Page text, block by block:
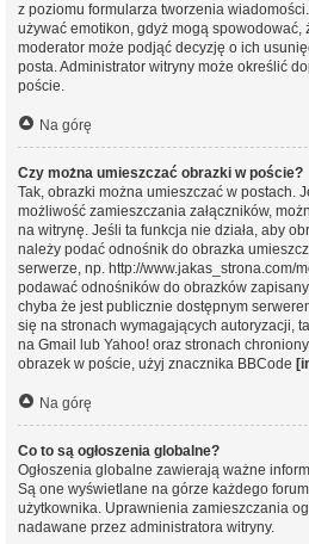
z poziomu formularza tworzenia
używać emotikon, gdyż mogą spowodować,
moderator może podjąć decyzję o ich
posta. Administrator witryny może określić
poście.
Na górę
Czy można umieszczać obrazki w poście?
Tak, obrazki można umieszczać w postach.
możliwość zamieszczania załączników,
na witrynę. Jeśli ta funkcja nie działa, aby
należy podać odnośnik do obrazka
serwerze, np. http://www.jakas_strona.com/
podawać odnośników do obrazków
chyba że jest publicznie dostępnym
się na stronach wymagających autoryzacji,
na Gmail lub Yahoo! oraz stronach
obrazek w poście, użyj znacznika BBCode
Na górę
Co to są ogłoszenia globalne?
Ogłoszenia globalne zawierają ważne
Są one wyświetlane na górze każdego
użytkownika. Uprawnienia zamieszczania
nadawane przez administratora witryny.